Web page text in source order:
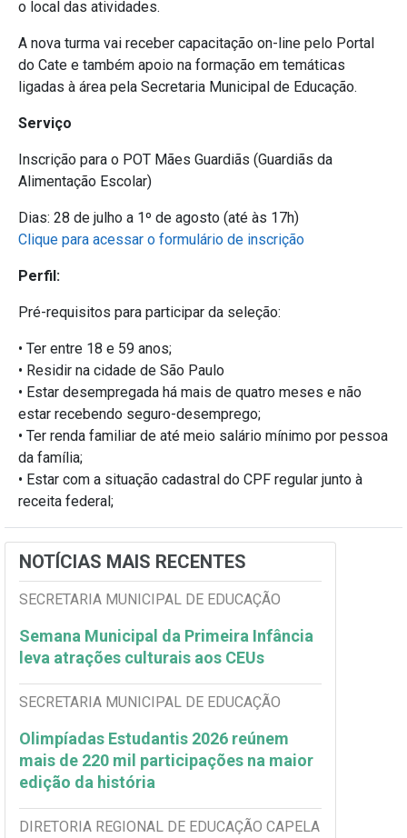
o local das atividades.
A nova turma vai receber capacitação on-line pelo Portal
do Cate e também apoio na formação em temáticas
ligadas à área pela Secretaria Municipal de Educação.
Serviço
Inscrição para o POT Mães Guardiãs (Guardiãs da
Alimentação Escolar)
Dias: 28 de julho a 1º de agosto (até às 17h)
Clique para acessar o formulário de inscrição
Perfil:
Pré-requisitos para participar da seleção:
• Ter entre 18 e 59 anos;
• Residir na cidade de São Paulo
• Estar desempregada há mais de quatro meses e não
estar recebendo seguro-desemprego;
• Ter renda familiar de até meio salário mínimo por pessoa
da família;
• Estar com a situação cadastral do CPF regular junto à
receita federal;
NOTÍCIAS MAIS RECENTES
SECRETARIA MUNICIPAL DE EDUCAÇÃO
Semana Municipal da Primeira Infância
leva atrações culturais aos CEUs
SECRETARIA MUNICIPAL DE EDUCAÇÃO
Olimpíadas Estudantis 2026 reúnem
mais de 220 mil participações na maior
edição da história
DIRETORIA REGIONAL DE EDUCAÇÃO CAPELA